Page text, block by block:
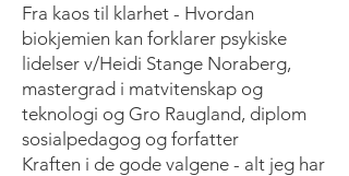
Fra kaos til klarhet - Hvordan
biokjemien kan forklarer psykiske
lidelser v/Heidi Stange Noraberg,
mastergrad i matvitenskap og
teknologi og Gro Raugland, diplom
sosialpedagog og forfatter
Kraften i de gode valgene - alt jeg har